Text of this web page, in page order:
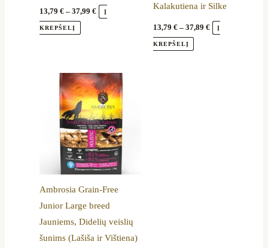
13,79€ – 37,99€ Į
KREPŠELĮ
the
Kalakutiena ir Silke
13,79 € – 37,89 € Į
KREPŠELĮ
the
product
Ambrosia Grain-Free
Junior Large breed
Jauniems, Didelių veislių
šunims (Lašiša ir Vištiena)
Price
range:
14,39 €
through
58,89 €
This
product
has
multiple
variants.
The
options
may
be
chosen
on